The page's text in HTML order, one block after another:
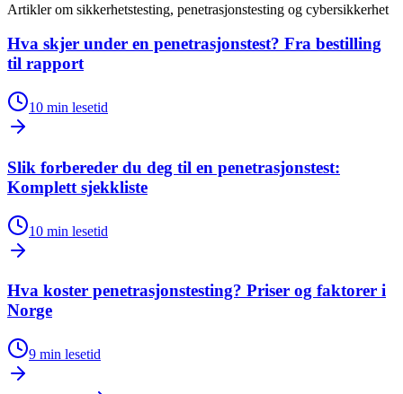
Artikler om sikkerhetstesting, penetrasjonstesting og cybersikkerhet
Hva skjer under en penetrasjonstest? Fra bestilling
til rapport
10 min lesetid
Slik forbereder du deg til en penetrasjonstest:
Komplett sjekkliste
10 min lesetid
Hva koster penetrasjonstesting? Priser og faktorer i
Norge
9 min lesetid